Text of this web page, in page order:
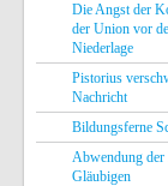
Die Angst der
der Union vor
Niederlage
Pistorius
Nachricht
Bildungsferne
Abwendung
Gläubigen